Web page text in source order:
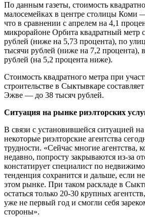
По данным газеты, стоимость
малосемейках в центре столицы Коми
что в сравнении с апрелем на 4,1
микрорайоне Орбита квадратный метр
рублей (ниже на 5,73 процента), по
тысячи рублей (ниже на 7,2
рублей (на 5,2 процента ниже).
Стоимость квадратного метра при
строительстве в Сыктывкаре
Эжве — до 38 тысяч рублей.
Ситуация на рынке риэлторских
В связи с установившейся ситуацией
некоторые риэлторские агентства
трудности. «Сейчас многие агентства,
недавно, попросту закрываются из-за
констатирует специалист по
тенденция сохранится и дальше, если
этом рынке. При таком раскладе в
остаться только 20-30 крупных
уже не первый год и смогли себя
стороны».